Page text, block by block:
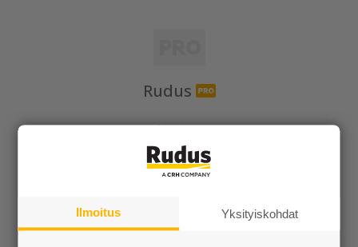
Rudus
Uutiset
Referenssit
Ilmoitus Yksityiskohdat